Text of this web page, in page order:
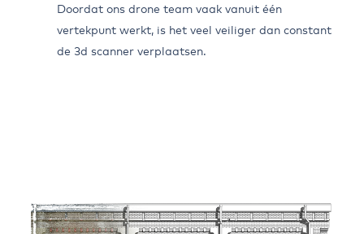
Doordat ons drone team vaak vanuit één
vertekpunt werkt, is het veel veiliger dan constant
de 3d scanner verplaatsen.